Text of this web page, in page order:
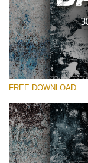
Small 800*533px
Dark Dirt
(30 Overlays)
FREE DOWNLOAD